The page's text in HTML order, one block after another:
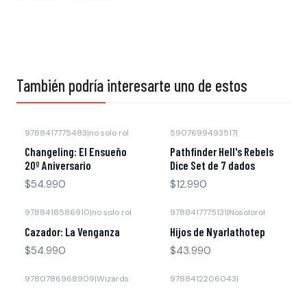
También podría interesarte uno de estos
9788417775483|no solo rol
Changeling: El Ensueño
20º Aniversario
$54.990
5907699493517|
Pathfinder Hell's Rebels
Dice Set de 7 dados
$12.990
9788418586910|no solo rol
Cazador: La Venganza
$54.990
9788417775131|Nosolorol
Hijos de Nyarlathotep
$43.990
9780786968909|Wizards 9788412206043|